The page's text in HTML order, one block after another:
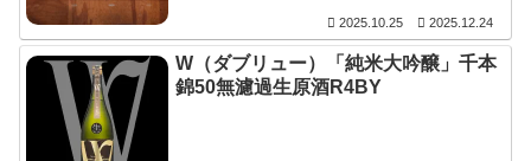
2025.10.25 2025.12.24
W（ダブリュー）「純米大吟醸」千本
錦50無濾過生原酒R4BY